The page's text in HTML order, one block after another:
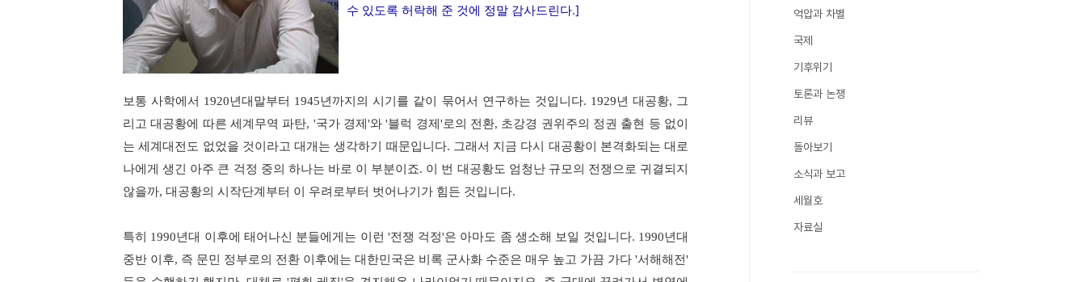
수 있도록 허락해 준 것에 정말 감사드린다.]
보통 사학에서 1920년대말부터 1945년까지의 시기를 같이 묶어서 연구하는 것입니다. 1929년 대공황, 그
리고 대공황에 따른 세계무역 파탄, '국가 경제'와'블럭 경제 '로의 전환, 초강경 권위주의 정권 출현 등 없이
는 세계대전도 없었을 것이라고 대개는 생각하기 때문입니다. 그래서 지금 다시 대공황이 본격화되는 대로
나에게 생긴 아주 큰 걱정 중의 하나는 바로 이 부분이죠. 이 번 대공황도 엄청난 규모의 전쟁으로 귀결되지
않을까, 대공황의 시작단계부터 이 우려로부터 벗어나기가 힘든 것입니다.
특히 1990년대 이후에 태어나신 분들에게는 이런 '전쟁 걱정'은 아마도 좀 생소해 보일 것입니다. 1990년대
중반 이후, 즉 문민 정부로의 전환 이후에는 대한민국은 비록 군사화 수준은 매우 높고 가끔 가다 '서해해전'
억압과 차별
국제
기후위기
토론과 논쟁
리뷰
돌아보기
소식과 보고
세월호
자료실